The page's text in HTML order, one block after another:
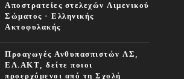
Αποστρατείες στελεχών Λιμενικού
Σώματος - Ελληνικής
Ακτοφυλακής
Προαγωγές Ανθυπασπιστών ΛΣ,
ΕΛ.ΑΚΤ, δείτε ποιοι
προερχόμενοι από τη Σχολή